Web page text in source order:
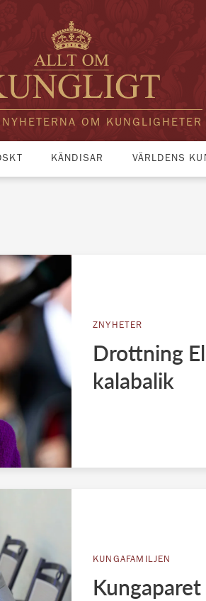
OM KUNGLIGHETER
KÄNDISAR VÄRLDENS
ZNYHETER
Drottning
kalabalik
KUNGAFAMILJEN